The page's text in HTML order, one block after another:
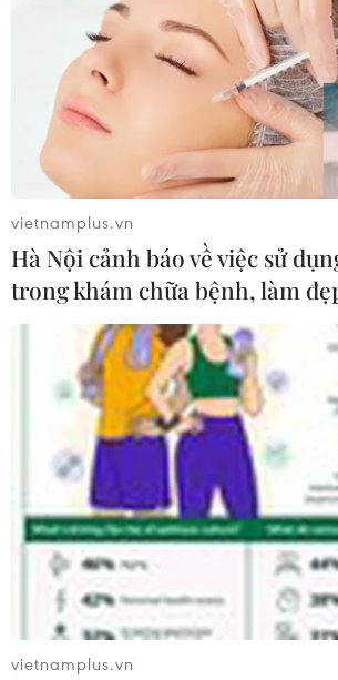
vietnamplus.vn
Hà Nội cảnh báo về việc sử
trong khám chữa bệnh, làm
vietnamplus.vn